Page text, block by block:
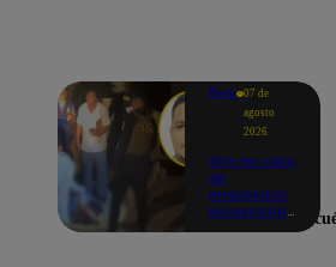
Perú 07 de
agosto
2026
Giro en caso
de
empresario
secuestrado